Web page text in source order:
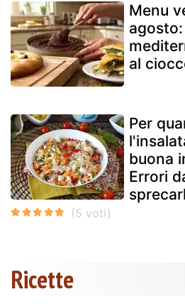
Menu
al
Per
buona
Errori
Ricette